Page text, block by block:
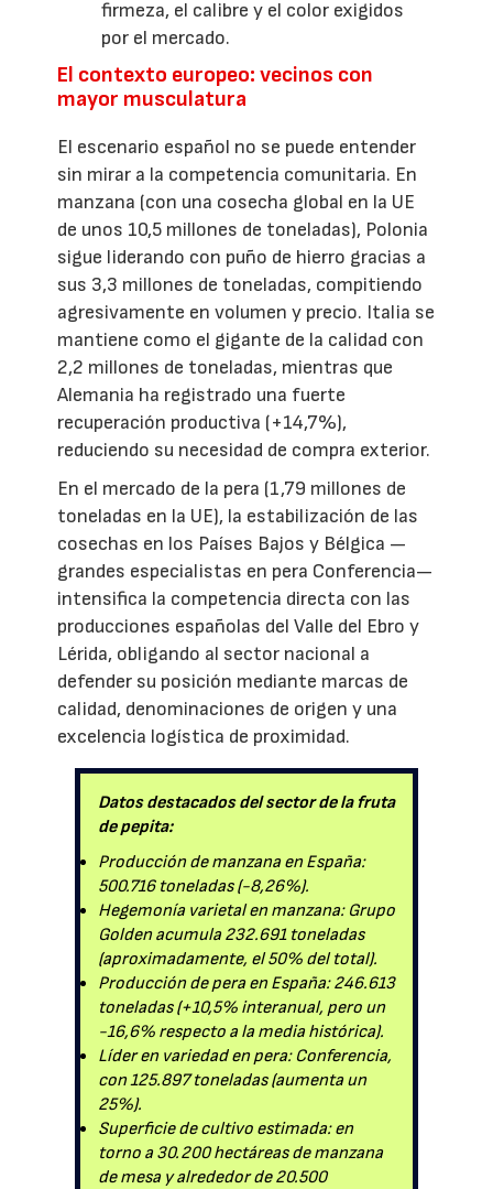
firmeza, el calibre y el color exigidos
por el mercado.
El contexto europeo: vecinos con
mayor musculatura
El escenario español no se puede entender
sin mirar a la competencia comunitaria. En
manzana (con una cosecha global en la UE
de unos 10,5 millones de toneladas), Polonia
sigue liderando con puño de hierro gracias a
sus 3,3 millones de toneladas, compitiendo
agresivamente en volumen y precio. Italia se
mantiene como el gigante de la calidad con
2,2 millones de toneladas, mientras que
Alemania ha registrado una fuerte
recuperación productiva (+14,7%),
reduciendo su necesidad de compra exterior.
En el mercado de la pera (1,79 millones de
toneladas en la UE), la estabilización de las
cosechas en los Países Bajos y Bélgica —
grandes especialistas en pera Conferencia—
intensifica la competencia directa con las
producciones españolas del Valle del Ebro y
Lérida, obligando al sector nacional a
defender su posición mediante marcas de
calidad, denominaciones de origen y una
excelencia logística de proximidad.
Datos destacados del sector de la fruta
de pepita:
Producción de manzana en España:
500.716 toneladas (-8,26%).
Hegemonía varietal en manzana: Grupo
Golden acumula 232.691 toneladas
(aproximadamente, el 50% del total).
Producción de pera en España: 246.613
toneladas (+10,5% interanual, pero un
-16,6% respecto a la media histórica).
Líder en variedad en pera: Conferencia,
con 125.897 toneladas (aumenta un
25%).
Superficie de cultivo estimada: en
torno a 30.200 hectáreas de manzana
de mesa y alrededor de 20.500